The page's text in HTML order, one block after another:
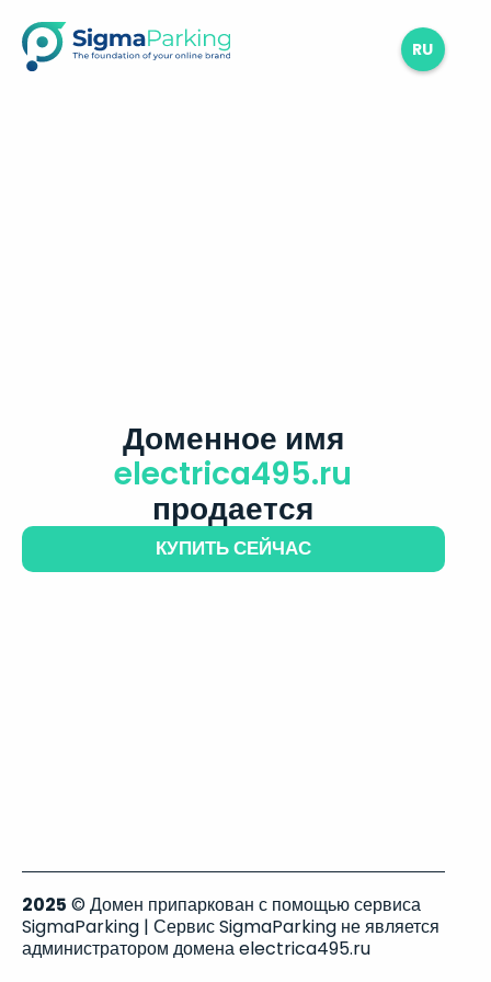
RU
Доменное имя
electrica495.ru
продается
КУПИТЬ СЕЙЧАС
2025 © Домен припаркован с помощью сервиса
SigmaParking | Сервис SigmaParking не является
администратором домена electrica495.ru